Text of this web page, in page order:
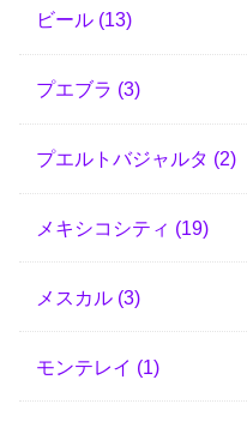
ビール (13)
プエブラ (3)
プエルトバジャルタ (2)
メキシコシティ (19)
メスカル (3)
モンテレイ (1)